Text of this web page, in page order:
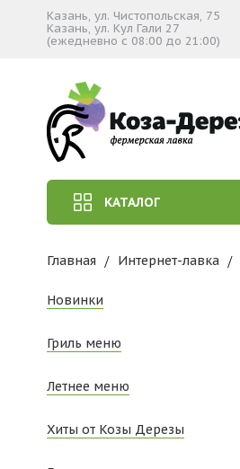
Казань, ул. Чистопольская, 75
Казань, ул. Кул Гали 27
(ежедневно с 08:00 до 21:00)
КАТАЛОГ
Главная Интернет-лавка
Новинки
Гриль меню
Летнее меню
Хиты от Козы Дерезы